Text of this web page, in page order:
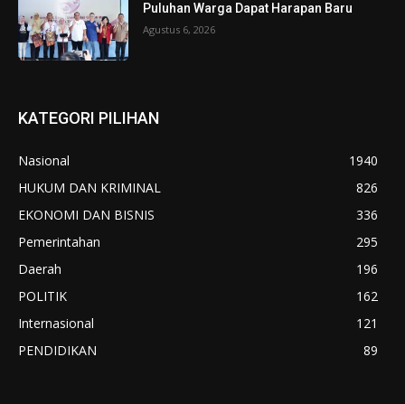
Puluhan Warga Dapat Harapan Baru
Agustus 6, 2026
KATEGORI PILIHAN
Nasional
1940
HUKUM DAN KRIMINAL
826
EKONOMI DAN BISNIS
336
Pemerintahan
295
Daerah
196
POLITIK
162
Internasional
121
PENDIDIKAN
89